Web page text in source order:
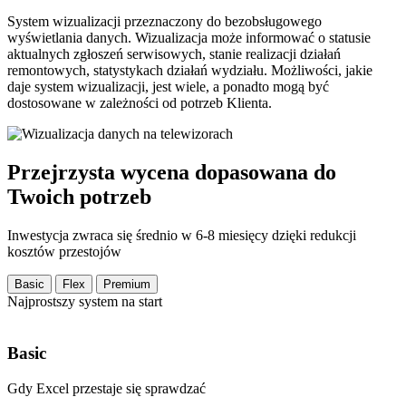
System wizualizacji przeznaczony do bezobsługowego
wyświetlania danych. Wizualizacja może informować o statusie
aktualnych zgłoszeń serwisowych, stanie realizacji działań
remontowych, statystykach działań wydziału. Możliwości, jakie
daje system wizualizacji, jest wiele, a ponadto mogą być
dostosowane w zależności od potrzeb Klienta.
Przejrzysta wycena dopasowana do
Twoich potrzeb
Inwestycja zwraca się średnio w 6-8 miesięcy dzięki redukcji
kosztów przestojów
Basic Flex Premium
Najprostszy system na start
Basic
Gdy Excel przestaje się sprawdzać